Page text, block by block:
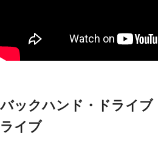
バックハンド・ドライブ
ライブ